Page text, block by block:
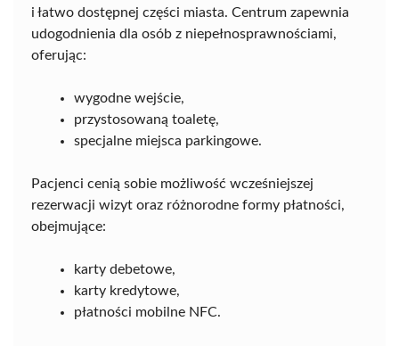
i łatwo dostępnej części miasta. Centrum zapewnia
udogodnienia dla osób z niepełnosprawnościami,
oferując:
wygodne wejście,
przystosowaną toaletę,
specjalne miejsca parkingowe.
Pacjenci cenią sobie możliwość wcześniejszej
rezerwacji wizyt oraz różnorodne formy płatności,
obejmujące:
karty debetowe,
karty kredytowe,
płatności mobilne NFC.